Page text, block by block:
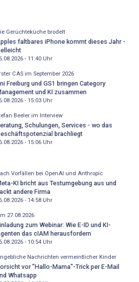
Gerüchteküche brodelt
faltbares iPhone kommt dieses Jahr -
- 11:40Uhr
CAS im September 2026
Freiburg und GS1 bringen Category
und KI zusammen
- 15:03Uhr
Beeler im Interview
Schulungen, Services - wo das
brachliegt
- 15:06Uhr
Vorfällen bei OpenAI und Anthropic
KI bricht aus Testumgebung aus und
andere Firma
- 14:58Uhr
27.08.2026
zum Webinar: Wie E-ID und KI-
das cIAM herausfordern
- 10:54Uhr
Nachrichten vermeintlicher Kinder
vor "Hallo-Mama"-Trick per E-Mail
Whatsapp